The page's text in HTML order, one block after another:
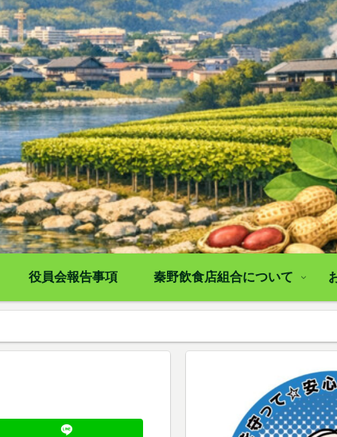
役員会報告事項 秦野飲食店組合について